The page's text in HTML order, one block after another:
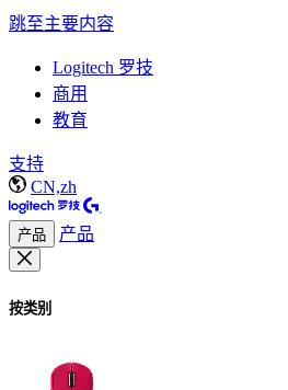
跳至主要内容
Logitech 罗技
商用
教育
支持
CN,zh
产品 产品
按类别